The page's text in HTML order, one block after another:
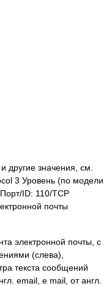
другие значения, см.
3 Уровень (по модели
ID: 110/TCP
почты
электронной почты, с
(слева),
текста сообщений
email, e mail, от англ.